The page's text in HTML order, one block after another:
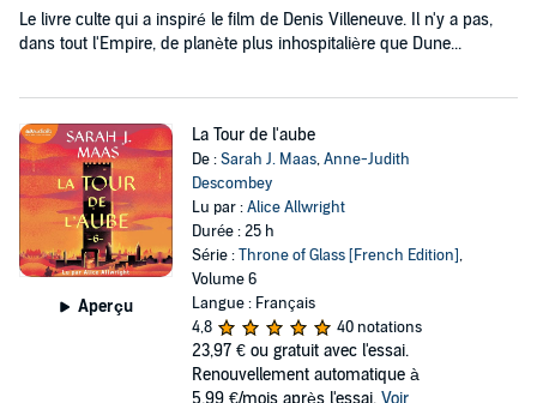
Le livre culte qui a inspiré le film de Denis Villeneuve. Il n'y a pas,
dans tout l'Empire, de planète plus inhospitalière que Dune...
Aperçu
La Tour de l'aube
De :Sarah J. Maas,Anne-Judith
Descombey
Lu par :Alice Allwright
Durée : 25 h
Série :Throne of Glass [French Edition],
Volume 6
Langue : Français
4,8
40 notations
23,97 € ou gratuit avec l'essai.
Renouvellement automatique à
5,99 €/mois après l'essai. Voir